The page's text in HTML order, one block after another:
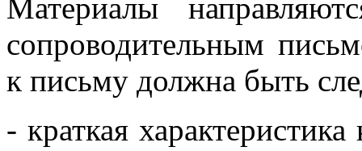
Материалы
сопроводительным
к письму должна быть
- краткая